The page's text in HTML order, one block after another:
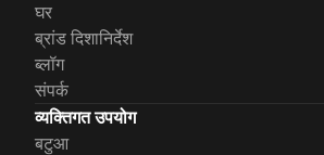
घर
ब्रांड दिशानिर्देश
ब्लॉग
संपर्क
व्यक्तिगत उपयोग
बटुआ